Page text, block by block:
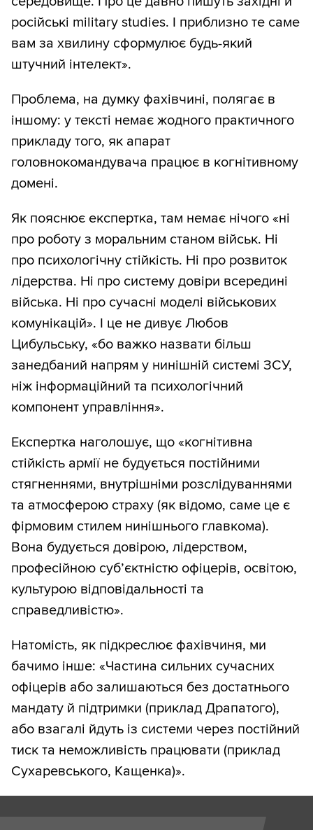
російські military studies. І приблизно те саме
вам за хвилину сформулює будь-який
штучний інтелект».
Проблема, на думку фахівчині, полягає в
іншому: у тексті немає жодного практичного
прикладу того, як апарат
головнокомандувача працює в когнітивному
домені.
Як пояснює експертка, там немає нічого «ні
про роботу з моральним станом військ. Ні
про психологічну стійкість. Ні про розвиток
лідерства. Ні про систему довіри всередині
війська. Ні про сучасні моделі військових
комунікацій». І це не дивує Любов
Цибульську, «бо важко назвати більш
занедбаний напрям у нинішній системі ЗСУ,
ніж інформаційний та психологічний
компонент управління».
Експертка наголошує, що «когнітивна
стійкість армії не будується постійними
стягненнями, внутрішніми розслідуваннями
та атмосферою страху (як відомо, саме це є
фірмовим стилем нинішнього главкома).
Вона будується довірою, лідерством,
професійною суб’єктністю офіцерів, освітою,
культурою відповідальності та
справедливістю».
Натомість, як підкреслює фахівчиня, ми
бачимо інше: «Частина сильних сучасних
офіцерів або залишаються без достатнього
мандату й підтримки (приклад Драпатого),
або взагалі йдуть із системи через постійний
тиск та неможливість працювати (приклад
Сухаревського, Кащенка)».